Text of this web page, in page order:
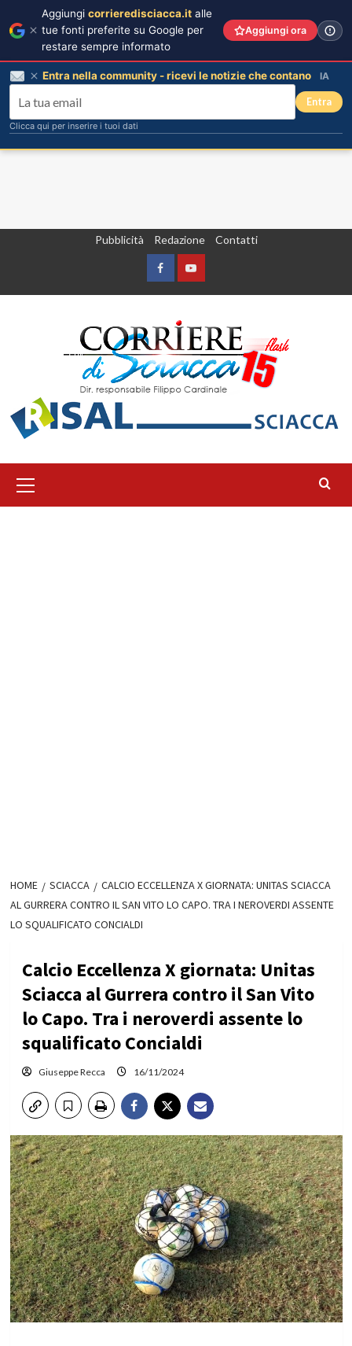
Pubblicità Redazione Contatti
FacebookYountube
principale
HOME SCIACCA
CALCIO ECCELLENZA X GIORNATA: UNITAS SCIACCA
AL GURRERA CONTRO IL SAN VITO LO CAPO. TRA I NEROVERDI ASSENTE
LO SQUALIFICATO CONCIALDI
Calcio Eccellenza X giornata: Unitas
Sciacca al Gurrera contro il San Vito
lo Capo. Tra i neroverdi assente lo
squalificato Concialdi
Giuseppe Recca 16/11/2024
Aggiungi corrieredisciacca.it alle
tue fonti preferite su Google per
restare sempre informato
Aggiungi ora
Entra nella community - ricevi le notizie che contano IA
Entra
Clicca qui per inserire i tuoi dati